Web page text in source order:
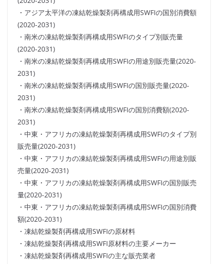
・アジア太平洋の凍結乾燥製剤再構成用SWFIの国別消費額
(2020-2031)
・南米の凍結乾燥製剤再構成用SWFIのタイプ別販売量
(2020-2031)
・南米の凍結乾燥製剤再構成用SWFIの用途別販売量(2020-
2031)
・南米の凍結乾燥製剤再構成用SWFIの国別販売量(2020-
2031)
・南米の凍結乾燥製剤再構成用SWFIの国別消費額(2020-
2031)
・中東・アフリカの凍結乾燥製剤再構成用SWFIのタイプ別
販売量(2020-2031)
・中東・アフリカの凍結乾燥製剤再構成用SWFIの用途別販
売量(2020-2031)
・中東・アフリカの凍結乾燥製剤再構成用SWFIの国別販売
量(2020-2031)
・中東・アフリカの凍結乾燥製剤再構成用SWFIの国別消費
額(2020-2031)
・凍結乾燥製剤再構成用SWFIの原材料
・凍結乾燥製剤再構成用SWFI原材料の主要メーカー
・凍結乾燥製剤再構成用SWFIの主な販売業者